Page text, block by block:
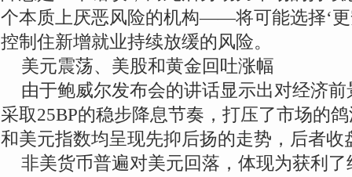
个本质上厌恶风险的机构——将可能选择‘更
控制住新增就业持续放缓的风险。
美元震荡、美股和黄金回吐涨幅
由于鲍威尔发布会的讲话显示出对经济
采取25BP的稳步降息节奏，打压了市场的
和美元指数均呈现先抑后扬的走势，后者收
非美货币普遍对美元回落，体现为获利